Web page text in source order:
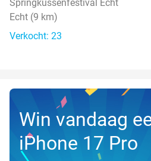
Springkussenfestival Echt
Echt (9 km)
Verkocht: 23
Win vandaag
iPhone 17 Pro